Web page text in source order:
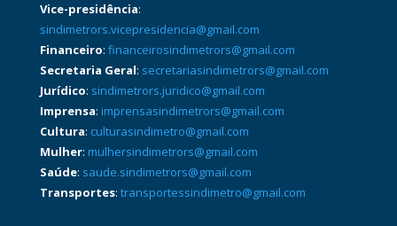
Vice-presidência:
sindimetrors.vicepresidencia@gmail.com
Financeiro: financeirosindimetrors@gmail.com
Secretaria Geral: secretariasindimetrors@gmail.com
Jurídico: sindimetrors.juridico@gmail.com
Imprensa: imprensasindimetrors@gmail.com
Cultura: culturasindimetro@gmail.com
Mulher: mulhersindimetrors@gmail.com
Saúde: saude.sindimetrors@gmail.com
Transportes: transportessindimetro@gmail.com